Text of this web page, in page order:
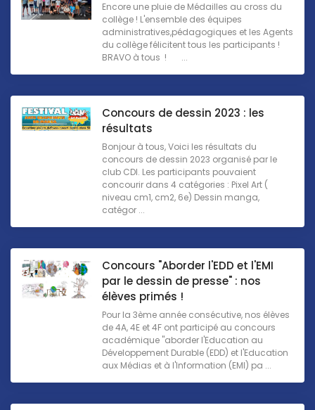
Encore une pluie de Médailles au cross du
collège ! L'ensemble des équipes
administratives,pédagogiques et les Agents
du collège félicitent tous les participants !
BRAVO à tous ! ...
Concours de dessin 2023 : les
résultats
Bonjour à tous, Voici les résultats du
concours de dessin 2023 organisé par le
club CDI. Les participants pouvaient
concourir dans 4 catégories : Pixel Art (
niveau cm1, cm2, 6e) Dessin manga,
catégor ...
Concours "Aborder l'EDD et l'EMI
par le dessin de presse" : nos
élèves primés !
Pour la 3ème année consécutive, nos élèves
de 4A, 4E et 4F ont participé au concours
académique "aborder l'Education au
Développement Durable (EDD) et l'Education
aux Médias et à l'Information (EMI) pa ...